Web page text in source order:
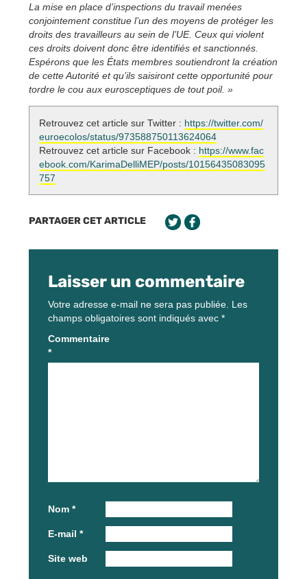
La mise en place d’inspections du travail menées
conjointement constitue l’un des moyens de protéger les
droits des travailleurs au sein de l’UE. Ceux qui violent
ces droits doivent donc être identifiés et sanctionnés.
Espérons que les États membres soutiendront la création
de cette Autorité et qu’ils saisiront cette opportunité pour
tordre le cou aux eurosceptiques de tout poil. »
Retrouvez cet article sur Twitter : https://twitter.com/
euroecolos/status/973588750113624064
Retrouvez cet article sur Facebook : https://www.fac
ebook.com/KarimaDelliMEP/posts/10156435083095
757
PARTAGER CET ARTICLE
Laisser un commentaire
Votre adresse e-mail ne sera pas publiée. Les
champs obligatoires sont indiqués avec *
Commentaire
*
Nom *
E-mail *
Site web